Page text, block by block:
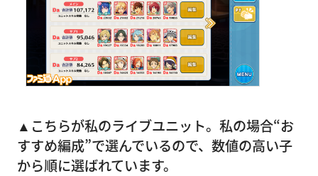
▲こちらが私のライブユニット。私の場合“お
すすめ編成”で選んでいるので、数値の高い子
から順に選ばれています。